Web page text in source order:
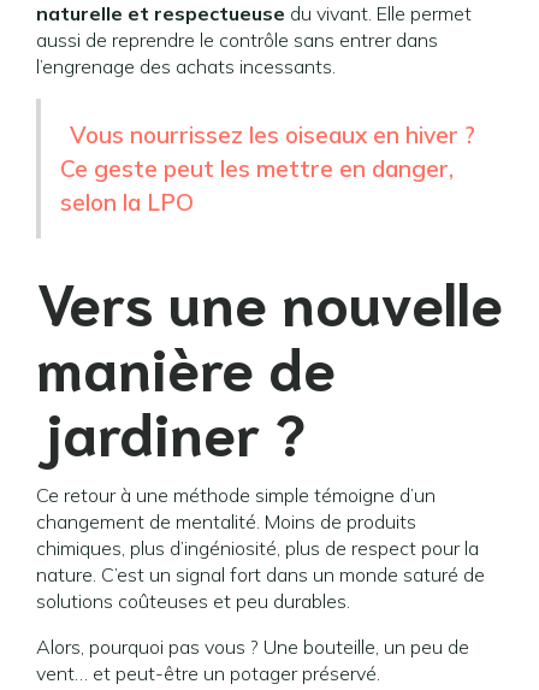
naturelle et respectueuse du vivant. Elle permet
aussi de reprendre le contrôle sans entrer dans
l’engrenage des achats incessants.
Vous nourrissez les oiseaux en hiver ?
Ce geste peut les mettre en danger,
selon la LPO
Vers une nouvelle
manière de
jardiner ?
Ce retour à une méthode simple témoigne d’un
changement de mentalité. Moins de produits
chimiques, plus d’ingéniosité, plus de respect pour la
nature. C’est un signal fort dans un monde saturé de
solutions coûteuses et peu durables.
Alors, pourquoi pas vous ? Une bouteille, un peu de
vent… et peut-être un potager préservé.